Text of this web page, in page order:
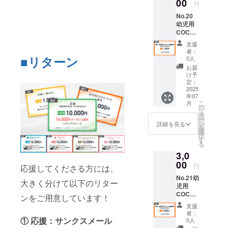
■リターン
応援してくださる方には、
大きく分けて以下のリター
ンをご用意しています！
① 応援：サンクスメール
バーは
店舗に
てデザ
イン決
定 ・サ
ンクス
メール
（価格
に関わ
らず内
容は同
じとな
りま
す）
【備
用方法
につい
ては、
サンク
スメー
ルにて
詳細を
お送り
しま
00 円
No.20
幼児用
COCO
H.A 提
供 【リ
ターン
詳細】
・サン
クス
メール
（価格
に関わ
らず内
容は同
じとな
りま
【ご支
援の使
い道】
・人工
内耳を
使って
いる子
ども向
け専用
支援
者：
0人
お届
け予
定：
2025
年07
月
詳細を見る
こ
の
リ
タ
ー
ン
を
選
択
す
る
3,0
00 円
No.21幼
児用
COCO
H.A 提
供 【リ
ターン
支援
者：
0人